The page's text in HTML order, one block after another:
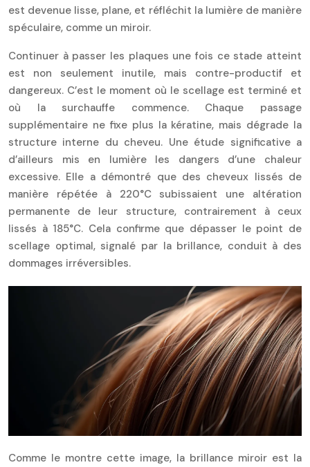
est devenue lisse, plane, et réfléchit la lumière de manière
spéculaire, comme un miroir.
Continuer à passer les plaques une fois ce stade atteint
est non seulement inutile, mais contre-productif et
dangereux. C’est le moment où le scellage est terminé et
où la surchauffe commence. Chaque passage
supplémentaire ne fixe plus la kératine, mais dégrade la
structure interne du cheveu. Une étude significative a
d’ailleurs mis en lumière les dangers d’une chaleur
excessive. Elle a démontré que des cheveux lissés de
manière répétée à 220°C subissaient une altération
permanente de leur structure, contrairement à ceux
lissés à 185°C. Cela confirme que dépasser le point de
scellage optimal, signalé par la brillance, conduit à des
dommages irréversibles.
Comme le montre cette image, la brillance miroir est la